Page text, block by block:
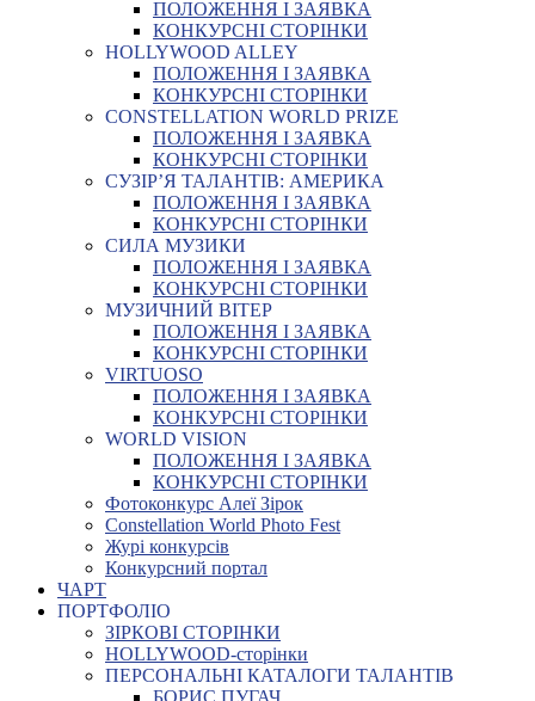
ПОЛОЖЕННЯ І ЗАЯВКА
КОНКУРСНІ СТОРІНКИ
HOLLYWOOD ALLEY
ПОЛОЖЕННЯ І ЗАЯВКА
КОНКУРСНІ СТОРІНКИ
CONSTELLATION WORLD PRIZE
ПОЛОЖЕННЯ І ЗАЯВКА
КОНКУРСНІ СТОРІНКИ
СУЗІР’Я ТАЛАНТІВ: АМЕРИКА
ПОЛОЖЕННЯ І ЗАЯВКА
КОНКУРСНІ СТОРІНКИ
СИЛА МУЗИКИ
ПОЛОЖЕННЯ І ЗАЯВКА
КОНКУРСНІ СТОРІНКИ
МУЗИЧНИЙ ВІТЕР
ПОЛОЖЕННЯ І ЗАЯВКА
КОНКУРСНІ СТОРІНКИ
VIRTUOSO
ПОЛОЖЕННЯ І ЗАЯВКА
КОНКУРСНІ СТОРІНКИ
WORLD VISION
ПОЛОЖЕННЯ І ЗАЯВКА
КОНКУРСНІ СТОРІНКИ
Фотоконкурс Алеї Зірок
Constellation World Photo Fest
Журі конкурсів
Конкурсний портал
ЧАРТ
ПОРТФОЛІО
ЗІРКОВІ СТОРІНКИ
HOLLYWOOD-сторінки
ПЕРСОНАЛЬНІ КАТАЛОГИ ТАЛАНТІВ
БОРИС ПУГАЧ